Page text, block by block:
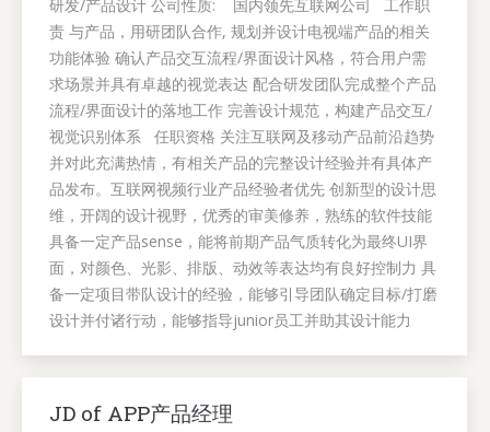
研发/产品设计 公司性质: 国内领先互联网公司 工作职
责 与产品，用研团队合作, 规划并设计电视端产品的相关
功能体验 确认产品交互流程/界面设计风格，符合用户需
求场景并具有卓越的视觉表达 配合研发团队完成整个产品
流程/界面设计的落地工作 完善设计规范，构建产品交互/
视觉识别体系 任职资格 关注互联网及移动产品前沿趋势
并对此充满热情，有相关产品的完整设计经验并有具体产
品发布。互联网视频行业产品经验者优先 创新型的设计思
维，开阔的设计视野，优秀的审美修养，熟练的软件技能
具备一定产品sense，能将前期产品气质转化为最终UI界
面，对颜色、光影、排版、动效等表达均有良好控制力 具
备一定项目带队设计的经验，能够引导团队确定目标/打磨
设计并付诸行动，能够指导junior员工并助其设计能力
JD of APP产品经理